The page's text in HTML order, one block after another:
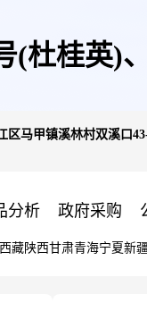
(杜桂英)
马甲镇溪林村双溪口
分析 政府采购
西藏陕西甘肃青海宁夏新